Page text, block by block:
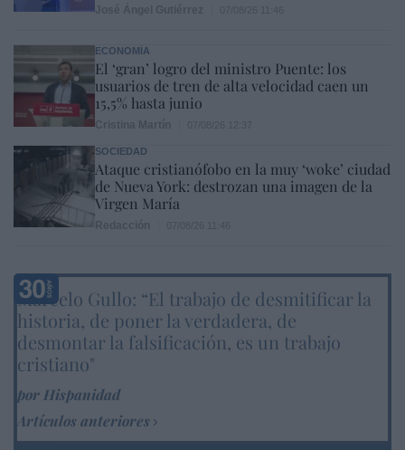
ECONOMÍA
El ‘gran’ logro del ministro Puente: los
usuarios de tren de alta velocidad caen un
15,5% hasta junio
SOCIEDAD
Ataque cristianófobo en la muy ‘woke’ ciudad
de Nueva York: destrozan una imagen de la
Virgen María
Marcelo Gullo: “El trabajo de desmitificar la
historia, de poner la verdadera, de
desmontar la falsificación, es un trabajo
cristiano"
por Hispanidad
Artículos anteriores